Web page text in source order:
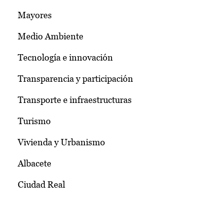
Mayores
Medio Ambiente
Tecnología e innovación
Transparencia y participación
Transporte e infraestructuras
Turismo
Vivienda y Urbanismo
Albacete
Ciudad Real